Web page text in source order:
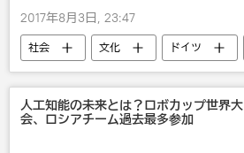
2017年8月3日, 23:47
社会 文化 ドイツ
びっくり
人工知能の未来とは？ロボカップ世界大
会、ロシアチーム過去最多参加